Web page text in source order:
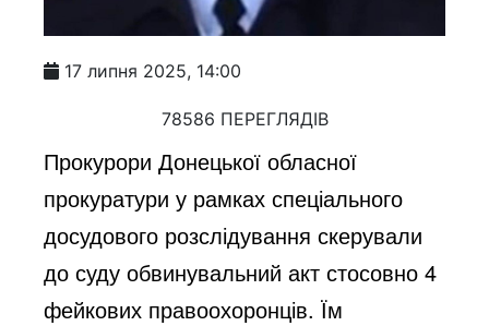
17 липня 2025, 14:00
78586 ПЕРЕГЛЯДІВ
Прокурори Донецької обласної
прокуратури у рамках спеціального
досудового розслідування скерували
до суду обвинувальний акт стосовно 4
фейкових правоохоронців. Їм